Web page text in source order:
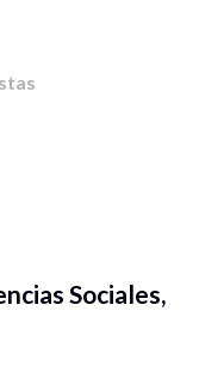
Sociales,